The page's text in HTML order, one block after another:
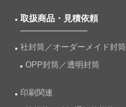
取扱商品・見積依頼
社封筒／オーダーメイド封筒
OPP封筒／透明封筒
印刷関連